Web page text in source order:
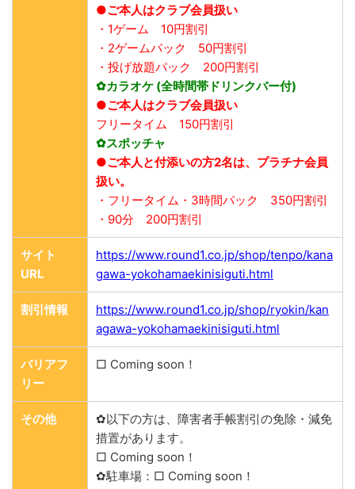
●ご本人はクラブ会員扱い
・1ゲーム 10円割引
・2ゲームパック 50円割引
・投げ放題パック 200円割引
✿カラオケ (全時間帯ドリンクバー付)
●ご本人はクラブ会員扱い
フリータイム 150円割引
✿スポッチャ
●ご本人と付添いの方2名は、プラチナ会員
扱い。
・フリータイム・3時間パック 350円割引
・90分 200円割引
サイト
URL
https://www.round1.co.jp/shop/tenpo/kana
gawa-yokohamaekinisiguti.html
割引情報
https://www.round1.co.jp/shop/ryokin/kan
agawa-yokohamaekinisiguti.html
バリアフ
リー
□ Coming soon！
その他
✿以下の方は、障害者手帳割引の免除・減免
措置があります。
□ Coming soon！
✿駐車場：□ Coming soon！